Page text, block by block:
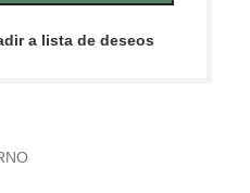
a lista de deseos